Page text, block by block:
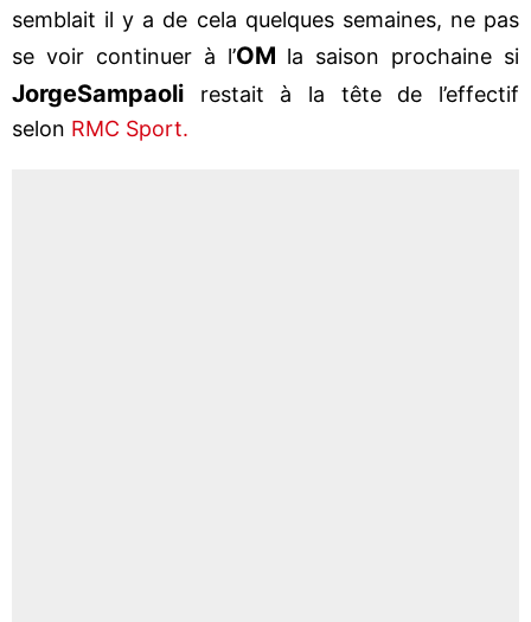
semblait il y a de cela quelques semaines, ne pas
se voir continuer à l’OM la saison prochaine si
JorgeSampaoli restait à la tête de l’effectif
selon RMC Sport.